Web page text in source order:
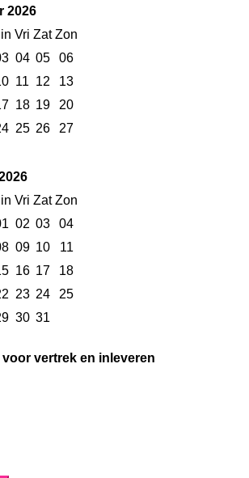
2026
Vri Zat Zon
04 05
06
11 12
13
18 19
20
25 26
27
Vri Zat Zon
02 03
04
09 10
11
16 17
18
23 24
25
30 31
vertrek en inleveren